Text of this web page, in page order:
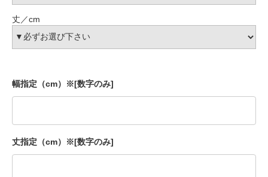
丈／cm
幅指定（cm）※[数字のみ]
丈指定（cm）※[数字のみ]